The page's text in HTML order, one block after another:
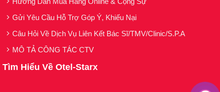
Gửi Yêu Cầu Hỗ Trợ Góp Ý, Khiếu Nại
Câu Hỏi Về Dịch Vụ Liên Kết Bác Sĩ/TMV/Clinic/S.P.A
MÔ TẢ CÔNG TÁC CTV
Tìm Hiểu Về Otel-Starx